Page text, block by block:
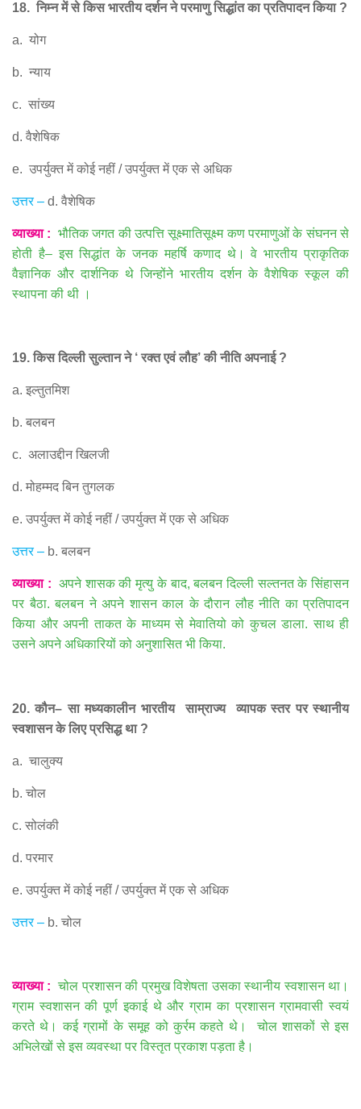
18.निम्न में से किस भारतीय दर्शन ने परमाणु सिद्धांत का प्रतिपादन किया?
a. योग
b. न्याय
c. सांख्य
d. वैशेषिक
e. उपर्युक्त में कोई नहीं /उपर्युक्त में एक से अधिक
उत्तर– d. वैशेषिक
व्याख्या: भौतिक जगत की उत्पत्ति सूक्ष्मातिसूक्ष्म कण परमाणुओं के संघनन से
होती है–इस सिद्धांत के जनक महर्षि कणाद थे। वे भारतीय प्राकृतिक
वैज्ञानिक और दार्शनिक थे जिन्होंने भारतीय दर्शन के वैशेषिक स्कूल की
स्थापना की थी ।
19.किस दिल्ली सुल्तान ने‘रक्त एवं लौह’की नीति अपनाई?
a. इल्तुतमिश
b. बलबन
c. अलाउद्दीन खिलजी
d. मोहम्मद बिन तुगलक
e. उपर्युक्त में कोई नहीं /उपर्युक्त में एक से अधिक
उत्तर– b. बलबन
व्याख्या:अपने शासक की मृत्यु के बाद,बलबन दिल्ली सल्तनत के सिंहासन
पर बैठा.बलबन ने अपने शासन काल के दौरान लौह नीति का प्रतिपादन
किया और अपनी ताकत के माध्यम से मेवातियो को कुचल डाला.साथ ही
उसने अपने अधिकारियों को अनुशासित भी किया.
20.कौन–सा मध्यकालीन भारतीय साम्राज्य
व्यापक स्तर पर स्थानीय
स्वशासन के लिए प्रसिद्ध था?
a. चालुक्य
b. चोल
c. सोलंकी
d. परमार
e. उपर्युक्त में कोई नहीं /उपर्युक्त में एक से अधिक
उत्तर– b. चोल
व्याख्या:
चोल प्रशासन की प्रमुख विशेषता उसका स्थानीय स्वशासन था।
ग्राम स्वशासन की पूर्ण इकाई थे और ग्राम का प्रशासन ग्रामवासी स्वयं
करते थे। कई ग्रामों के समूह को कुर्रम कहते थे।
चोल शासकों से इस
अभिलेखों से इस व्यवस्था पर विस्तृत प्रकाश पड़ता है।